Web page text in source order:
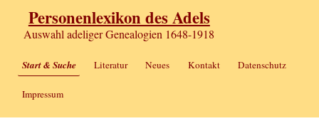
Personenlexikon des Adels
Auswahl adeliger Genealogien 1648-1918
Start & Suche Literatur Neues Kontakt Datenschutz
Impressum